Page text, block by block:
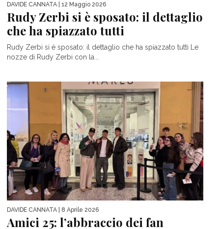
DAVIDE CANNATA | 12 Maggio 2026
Rudy Zerbi si è sposato: il dettaglio
che ha spiazzato tutti
Rudy Zerbi si è sposato: il dettaglio che ha spiazzato tutti Le
nozze di Rudy Zerbi con la...
DAVIDE CANNATA | 8 Aprile 2026
Amici 25: l’abbraccio dei fan